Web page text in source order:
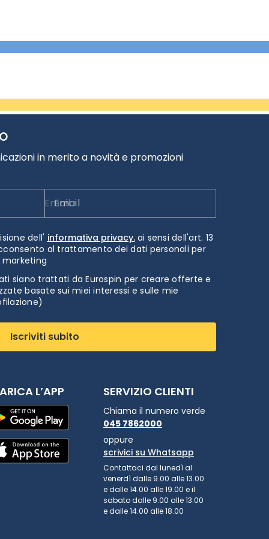
in merito a novità e promozioni
Email
dell' informativa privacy.ai sensi dell'art. 13
al trattamento dei dati personali per
siano trattati da Eurospin per creare offerte e
basate sui miei interessi e sulle mie
Iscriviti subito
L’APP SERVIZIO CLIENTI
Chiama il numero verde
045 7862000
oppure
scrivici su Whatsapp
Contattaci dal lunedì al
venerdì dalle 9.00 alle 13.00
e dalle 14.00 alle 19.00 e il
sabato dalle 9.00 alle 13.00
e dalle 14.00 alle 18.00